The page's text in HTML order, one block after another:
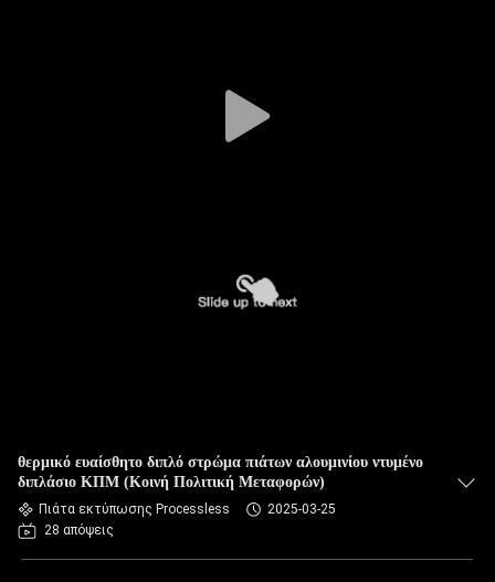
θερμικό ευαίσθητο διπλό στρώμα πιάτων αλουμινίου ντυμένο
διπλάσιο ΚΠΜ (Κοινή Πολιτική Μεταφορών)
Πιάτα εκτύπωσης Processless
2025-03-25
28 απόψεις